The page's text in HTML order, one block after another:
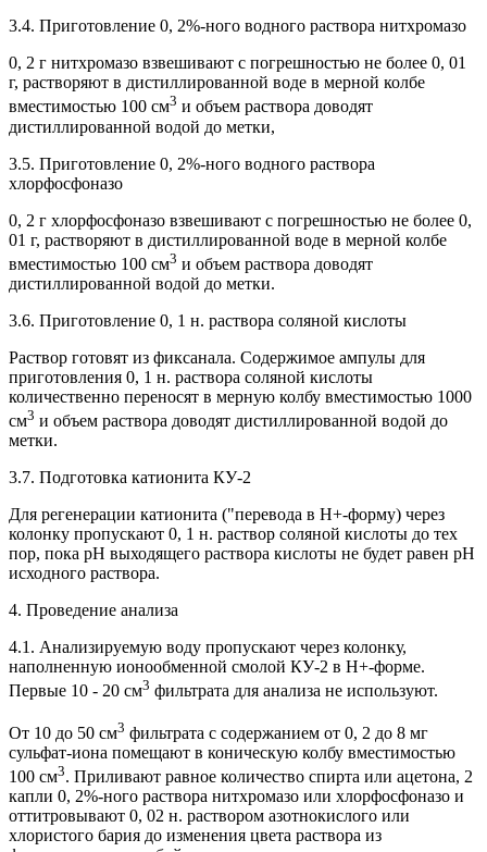
3.4. Приготовление 0, 2%-ного водного раствора нитхромазо
0, 2 г нитхромазо взвешивают с погрешностью не более 0, 01
г, растворяют в дистиллированной воде в мерной колбе
вместимостью 100 см3 и объем раствора доводят
дистиллированной водой до метки,
3.5. Приготовление 0, 2%-ного водного раствора
хлорфосфоназо
0, 2 г хлорфосфоназо взвешивают с погрешностью не более 0,
01 г, растворяют в дистиллированной воде в мерной колбе
вместимостью 100 см3 и объем раствора доводят
дистиллированной водой до метки.
3.6. Приготовление 0, 1 н. раствора соляной кислоты
Раствор готовят из фиксанала. Содержимое ампулы для
приготовления 0, 1 н. раствора соляной кислоты
количественно переносят в мерную колбу вместимостью 1000
см3 и объем раствора доводят дистиллированной водой до
метки.
3.7. Подготовка катионита КУ-2
Для регенерации катионита ("перевода в Н+-форму) через
колонку пропускают 0, 1 н. раствор соляной кислоты до тех
пор, пока рН выходящего раствора кислоты не будет равен рН
исходного раствора.
4. Проведение анализа
4.1. Анализируемую воду пропускают через колонку,
наполненную ионообменной смолой КУ-2 в Н+-форме.
Первые 10 - 20 см3 фильтрата для анализа не используют.
От 10 до 50 см3 фильтрата с содержанием от 0, 2 до 8 мг
сульфат-иона помещают в коническую колбу вместимостью
100 см3. Приливают равное количество спирта или ацетона, 2
капли 0, 2%-ного раствора нитхромазо или хлорфосфоназо и
оттитровывают 0, 02 н. раствором азотнокислого или
хлористого бария до изменения цвета раствора из